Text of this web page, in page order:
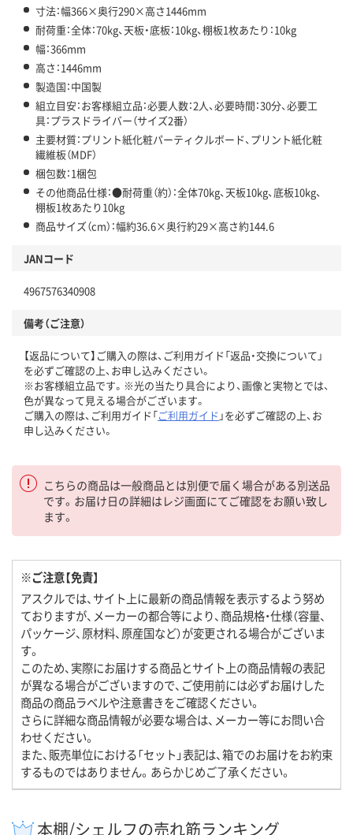
寸法：幅366×奥行290×高さ1446mm
耐荷重：全体：70kg、天板・底板：10kg、棚板1枚あたり：10kg
幅：366mm
高さ：1446mm
製造国：中国製
組立目安：お客様組立品：必要人数：2人、必要時間：30分、必要工
具：プラスドライバー（サイズ2番）
主要材質：プリント紙化粧パーティクルボード、プリント紙化粧
繊維板（MDF）
梱包数：1梱包
その他商品仕様：●耐荷重（約）：全体70kg、天板10kg、底板10kg、
棚板1枚あたり10kg
商品サイズ（cm）：幅約36.6×奥行約29×高さ約144.6
JANコード
4967576340908
備考（ご注意）
【返品について】ご購入の際は、ご利用ガイド「返品・交換について」
を必ずご確認の上、お申し込みください。
※お客様組立品です。※光の当たり具合により、画像と実物とでは、
色が異なって見える場合がございます。
ご購入の際は、ご利用ガイド「ご利用ガイド 」を必ずご確認の上、お
申し込みください。
こちらの商品は一般商品とは別便で届く場合がある別送品
です。お届け日の詳細はレジ画面にてご確認をお願い致し
ます。
※ご注意【免責】
アスクルでは、サイト上に最新の商品情報を表示するよう努め
ておりますが、メーカーの都合等により、商品規格・仕様（容量、
パッケージ、原材料、原産国など）が変更される場合がございま
す。
このため、実際にお届けする商品とサイト上の商品情報の表記
が異なる場合がございますので、ご使用前には必ずお届けした
商品の商品ラベルや注意書きをご確認ください。
さらに詳細な商品情報が必要な場合は、メーカー等にお問い合
わせください。
また、販売単位における「セット」表記は、箱でのお届けをお約束
するものではありません。あらかじめご了承ください。
本棚/シェルフの売れ筋ランキング